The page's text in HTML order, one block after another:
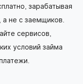
зарабатывая
а не с заемщиков.
сервисов,
условий займа